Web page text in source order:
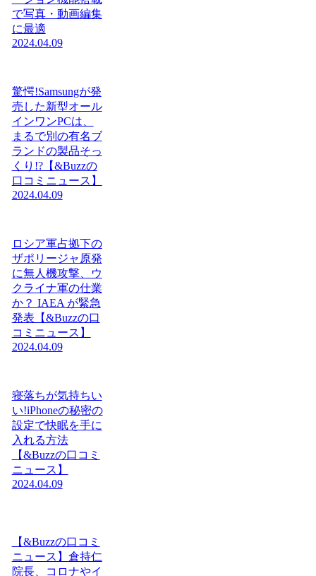
で写真・動画編集
に最適
2024.04.09
驚愕!Samsungが発
売した新型オール
インワンPCは、
まるで別の有名ブ
ランドの製品そっ
くり!?【&Buzzの
口コミニュース】
2024.04.09
ロシア軍占拠下の
ザポリージャ原発
に無人機攻撃、ウ
クライナ軍の仕業
か？ IAEA が緊急
発表【&Buzzの口
コミニュース】
2024.04.09
寝落ちが気持ちい
い!iPhoneの秘密の
設定で快眠を手に
入れる方法
【&Buzzの口コミ
ニュース】
2024.04.09
【&Buzzの口コミ
ニュース】倉持仁
院長、コロナやイ